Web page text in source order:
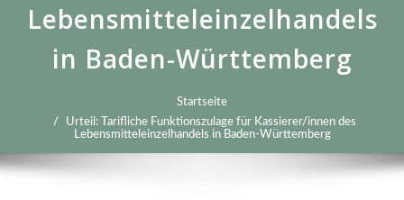
Lebensmitteleinzelhandels
in Baden-Württemberg
Startseite
Urteil: Tarifliche Funktionszulage für Kassierer/innen des
Lebensmitteleinzelhandels in Baden-Württemberg